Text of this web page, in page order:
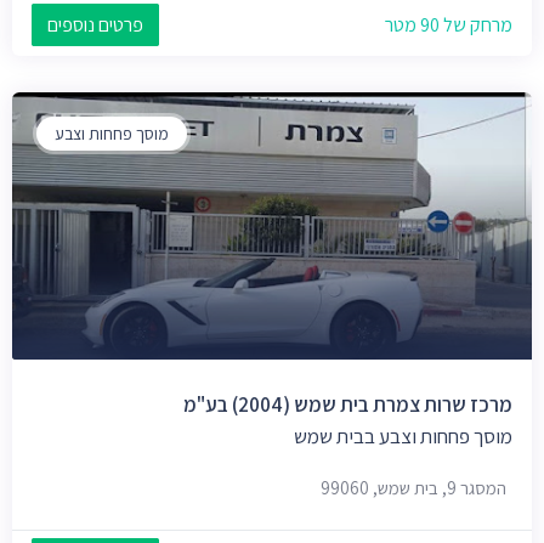
מרחק של 90 מטר פרטים נוספים
מוסך פחחות וצבע
מרכז שרות צמרת בית שמש (2004) בע"מ
מוסך פחחות וצבע בבית שמש
המסגר 9, בית שמש, 99060